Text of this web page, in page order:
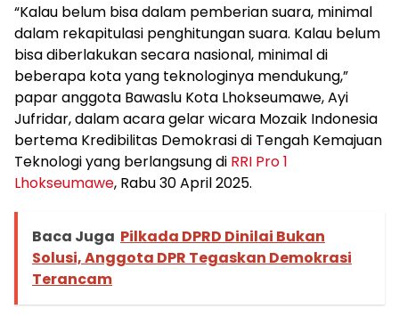
“Kalau belum bisa dalam pemberian suara, minimal
dalam rekapitulasi penghitungan suara. Kalau belum
bisa diberlakukan secara nasional, minimal di
beberapa kota yang teknologinya mendukung,”
papar anggota Bawaslu Kota Lhokseumawe, Ayi
Jufridar, dalam acara gelar wicara Mozaik Indonesia
bertema Kredibilitas Demokrasi di Tengah Kemajuan
Teknologi yang berlangsung di RRI Pro 1
Lhokseumawe, Rabu 30 April 2025.
Baca Juga Pilkada DPRD Dinilai Bukan
Solusi, Anggota DPR Tegaskan Demokrasi
Terancam